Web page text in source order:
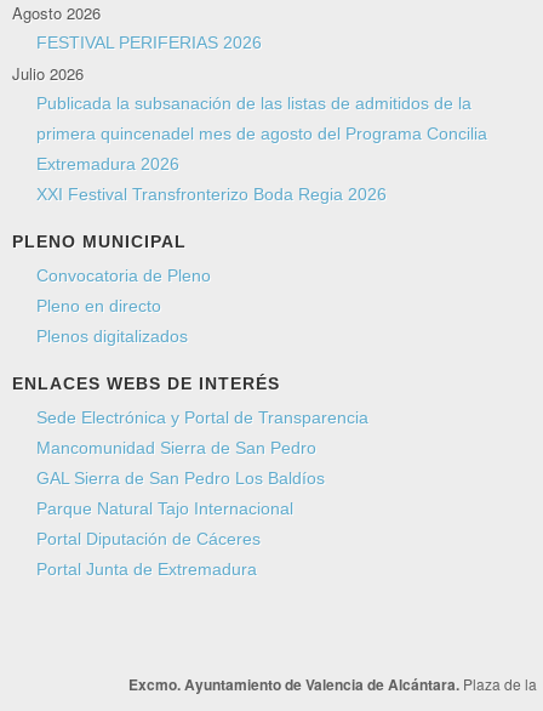
Correo electrónico*
Asunto*
Envíeme una copia (opcional)
Agosto 2026
FESTIVAL PERIFERIAS 2026
Julio 2026
Publicada la subsanación de las listas de admitidos de la
primera quincenadel mes de agosto del Programa Concilia
Extremadura 2026
XXI Festival Transfronterizo Boda Regia 2026
PLENO MUNICIPAL
Convocatoria de Pleno
Pleno en directo
Plenos digitalizados
ENLACES WEBS DE INTERÉS
Sede Electrónica y Portal de Transparencia
Mancomunidad Sierra de San Pedro
GAL Sierra de San Pedro Los Baldíos
Parque Natural Tajo Internacional
Portal Diputación de Cáceres
Portal Junta de Extremadura
Excmo. Ayuntamiento de Valencia de Alcántara. Plaza de la